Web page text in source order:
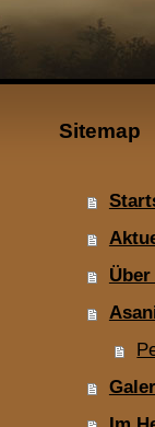
Sitemap